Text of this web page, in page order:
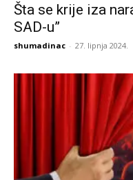
Šta se krije iza
SAD-u”
shumadinac - 27. lipnja 2024.